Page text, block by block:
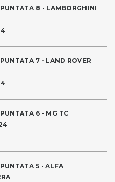
8 - LAMBORGHINI
7 - LAND ROVER
6 - MG TC
5 - ALFA